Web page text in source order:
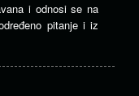
i odnosi se na
pitanje i iz